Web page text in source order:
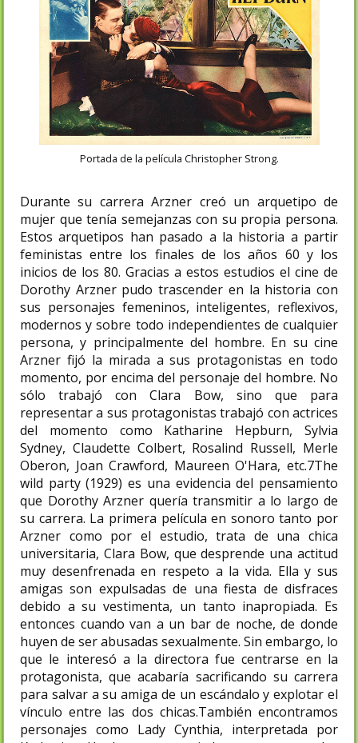
Portada de la película Christopher Strong.
Durante su carrera Arzner creó un arquetipo de
mujer que tenía semejanzas con su propia persona.
Estos arquetipos han pasado a la historia a partir
feministas entre los finales de los años 60 y los
inicios de los 80. Gracias a estos estudios el cine de
Dorothy Arzner pudo trascender en la historia con
sus personajes femeninos, inteligentes, reflexivos,
modernos y sobre todo independientes de cualquier
persona, y principalmente del hombre. En su cine
Arzner fijó la mirada a sus protagonistas en todo
momento, por encima del personaje del hombre. No
sólo trabajó con Clara Bow, sino que para
representar a sus protagonistas trabajó con actrices
del momento como Katharine Hepburn, Sylvia
Sydney, Claudette Colbert, Rosalind Russell, Merle
Oberon, Joan Crawford, Maureen O'Hara, etc.7​The
wild party (1929) es una evidencia del pensamiento
que Dorothy Arzner quería transmitir a lo largo de
su carrera. La primera película en sonoro tanto por
Arzner como por el estudio, trata de una chica
universitaria, Clara Bow, que desprende una actitud
muy desenfrenada en respeto a la vida. Ella y sus
amigas son expulsadas de una fiesta de disfraces
debido a su vestimenta, un tanto inapropiada. Es
entonces cuando van a un bar de noche, de donde
huyen de ser abusadas sexualmente. Sin embargo, lo
que le interesó a la directora fue centrarse en la
protagonista, que acabaría sacrificando su carrera
para salvar a su amiga de un escándalo y explotar el
vínculo entre las dos chicas.​También encontramos
personajes como Lady Cynthia, interpretada por